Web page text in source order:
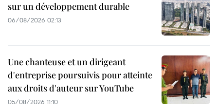
sur un développement durable
06/08/2026 02:13
Une chanteuse et un dirigeant
d'entreprise poursuivis pour atteinte
aux droits d'auteur sur YouTube
05/08/2026 11:10